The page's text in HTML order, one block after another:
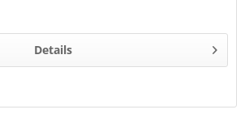
Details